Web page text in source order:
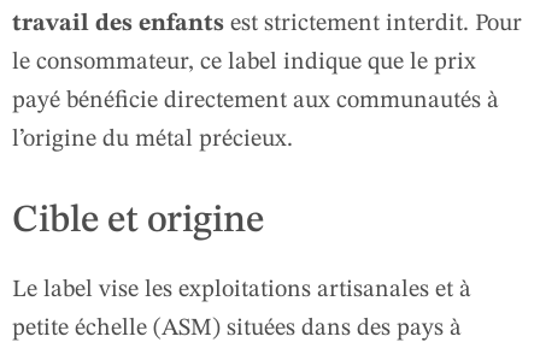
travail des enfants est strictement interdit. Pour
le consommateur, ce label indique que le prix
payé bénéficie directement aux communautés à
l’origine du métal précieux.
Cible et origine
Le label vise les exploitations artisanales et à
petite échelle (ASM) situées dans des pays à